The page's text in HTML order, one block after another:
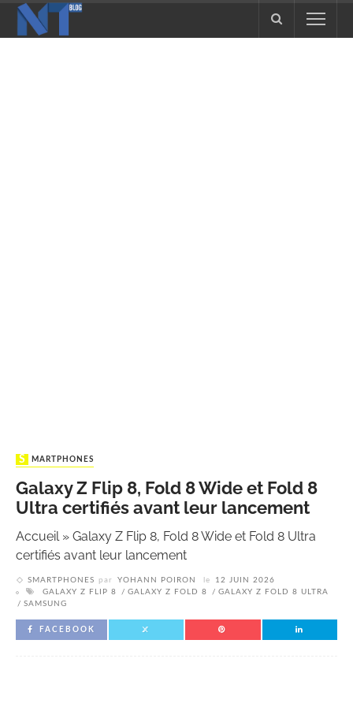
SMARTPHONES
Galaxy Z Flip 8, Fold 8 Wide et Fold 8
Ultra certifiés avant leur lancement
Accueil» Galaxy Z Flip 8, Fold 8 Wide et Fold 8 Ultra
certifiés avant leur lancement
SMARTPHONES par YOHANN POIRON le
12 JUIN 2026
GALAXY Z FLIP 8
GALAXY Z FOLD 8
GALAXY Z FOLD 8 ULTRA
SAMSUNG
FACEBOOK